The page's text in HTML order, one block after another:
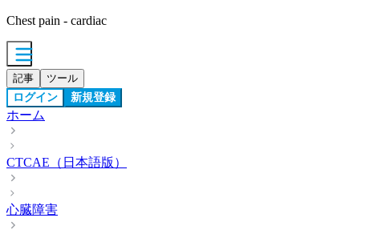
Chest pain - cardiac
記事 ツール
ログイン 新規登録
ホーム
CTCAE（日本語版）
心臓障害